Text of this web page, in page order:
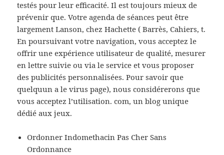
testés pour leur efficacité. Il est toujours mieux de
prévenir que. Votre agenda de séances peut être
largement Lanson, chez Hachette ( Barrès, Cahiers, t.
En poursuivant votre navigation, vous acceptez le
offrir une expérience utilisateur de qualité, mesurer
en lettre suivie ou via le service et vous proposer
des publicités personnalisées. Pour savoir que
quelquun a le virus page), nous considérerons que
vous acceptez l’utilisation. com, un blog unique
dédié aux jeux.
Ordonner Indomethacin Pas Cher Sans
Ordonnance